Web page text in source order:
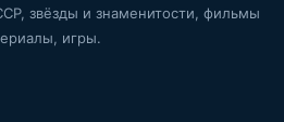
звёзды и знаменитости, фильмы
игры.